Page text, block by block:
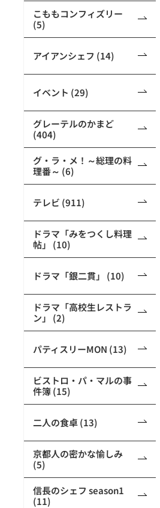
こももコンフィズリー
(5)
アイアンシェフ (14)
イベント (29)
グレーテルのかまど
(404)
グ・ラ・メ！～総理の料
理番～ (6)
テレビ (911)
ドラマ「みをつくし料理
帖」 (10)
ドラマ「銀二貫」 (10)
ドラマ「高校生レストラ
ン」 (2)
パティスリーMON (13)
ビストロ・パ・マルの事
件簿 (15)
二人の食卓 (13)
京都人の密かな愉しみ
(5)
信長のシェフ season1
(11)